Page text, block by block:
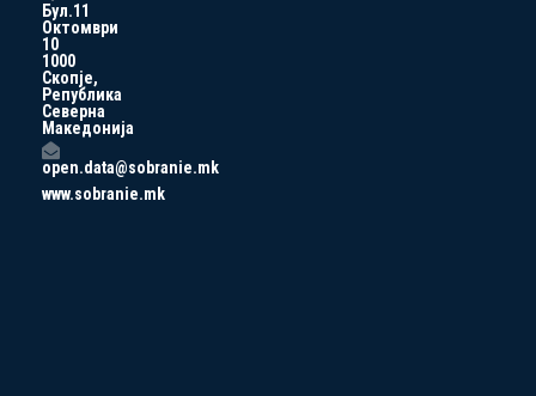
Бул.11
Октомври
10
1000
Скопје,
Република
Северна
Македонија
open.data@sobranie.mk
www.sobranie.mk